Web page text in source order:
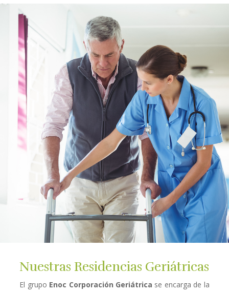
Nuestras Residencias Geriátricas
El grupo Enoc Corporación Geriátrica se encarga de la